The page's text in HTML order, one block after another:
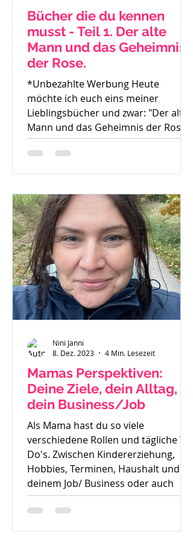
Bücher die du kennen
musst - Teil 1. Der alte
Mann und das Geheimnis
der Rose.
*Unbezahlte Werbung Heute
möchte ich euch eins meiner
Lieblingsbücher und zwar: "Der alte
Mann und das Geheimnis der Rose"
von Mark...
Mamas Perspektiven:
Deine Ziele, dein Alltag,
dein Business/Job
Als Mama hast du so viele
verschiedene Rollen und tägliche To
Do's. Zwischen Kindererziehung,
Hobbies, Terminen, Haushalt und
deinem Job/ Business oder auch
deiner Zeit für dich, ist es oft sehr
schwer die Perspektive für die
Nini Janni
8. Dez. 2023
4 Min. Lesezeit